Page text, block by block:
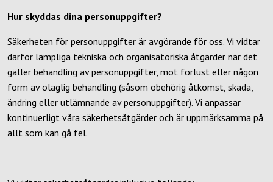
Hur skyddas dina personuppgifter?
Säkerheten för personuppgifter är avgörande för oss. Vi vidtar
därför lämpliga tekniska och organisatoriska åtgärder när det
gäller behandling av personuppgifter, mot förlust eller någon
form av olaglig behandling (såsom obehörig åtkomst, skada,
ändring eller utlämnande av personuppgifter). Vi anpassar
kontinuerligt våra säkerhetsåtgärder och är uppmärksamma på
allt som kan gå fel.